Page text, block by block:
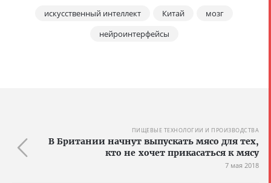
искусственный интеллект Китай
мозг
нейроинтерфейсы
ПИЩЕВЫЕ ТЕХНОЛОГИИ И ПРОИЗВОДСТВА
В Британии начнут выпускать мясо для тех,
кто не хочет прикасаться к мясу
7 мая 2018